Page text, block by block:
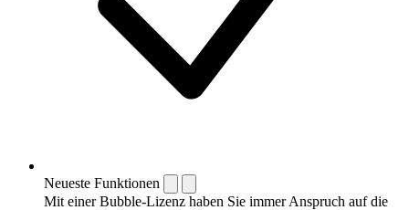
Neueste Funktionen
Mit einer Bubble-Lizenz haben Sie immer Anspruch auf die